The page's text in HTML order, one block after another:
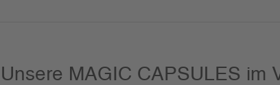
Unsere MAGIC CAPSULES im